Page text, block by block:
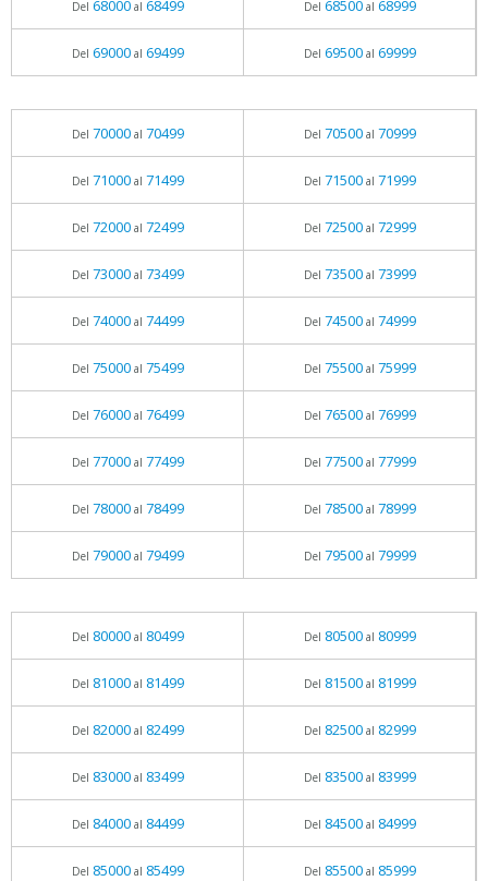
Del 68000al 68499 Del 68500al 68999
Del 69000al 69499 Del 69500al 69999
Del 70000al 70499 Del 70500al 70999
Del 71000al 71499 Del 71500al 71999
Del 72000al 72499 Del 72500al 72999
Del 73000al 73499 Del 73500al 73999
Del 74000al 74499 Del 74500al 74999
Del 75000al 75499 Del 75500al 75999
Del 76000al 76499 Del 76500al 76999
Del 77000al 77499 Del 77500al 77999
Del 78000al 78499 Del 78500al 78999
Del 79000al 79499 Del 79500al 79999
Del 80000al 80499 Del 80500al 80999
Del 81000al 81499 Del 81500al 81999
Del 82000al 82499 Del 82500al 82999
Del 83000al 83499 Del 83500al 83999
Del 84000al 84499 Del 84500al 84999
Del 85000al 85499 Del 85500al 85999